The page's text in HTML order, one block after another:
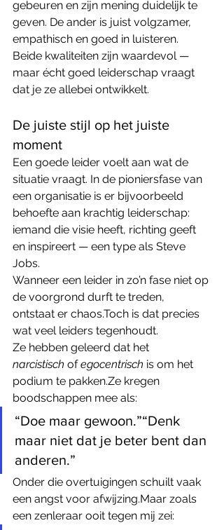
gebeuren en zijn mening duidelijk te
geven. De ander is juist volgzamer,
empathisch en goed in luisteren.
Beide kwaliteiten zijn waardevol —
maar écht goed leiderschap vraagt
dat je ze allebei ontwikkelt.
De juiste stijl op het juiste
moment
Een goede leider voelt aan wat de
situatie vraagt. In de pioniersfase van
een organisatie is er bijvoorbeeld
behoefte aan krachtig leiderschap:
iemand die visie heeft, richting geeft
en inspireert — een type als Steve
Jobs.
Wanneer een leider in zo’n fase niet op
de voorgrond durft te treden,
ontstaat er chaos.Toch is dat precies
wat veel leiders tegenhoudt.
Ze hebben geleerd dat het
narcistisch of egocentrisch is om het
podium te pakken.Ze kregen
boodschappen mee als:
“Doe maar gewoon.”“Denk
maar niet dat je beter bent dan
anderen.”
Onder die overtuigingen schuilt vaak
een angst voor afwijzing.Maar zoals
een zenleraar ooit tegen mij zei: